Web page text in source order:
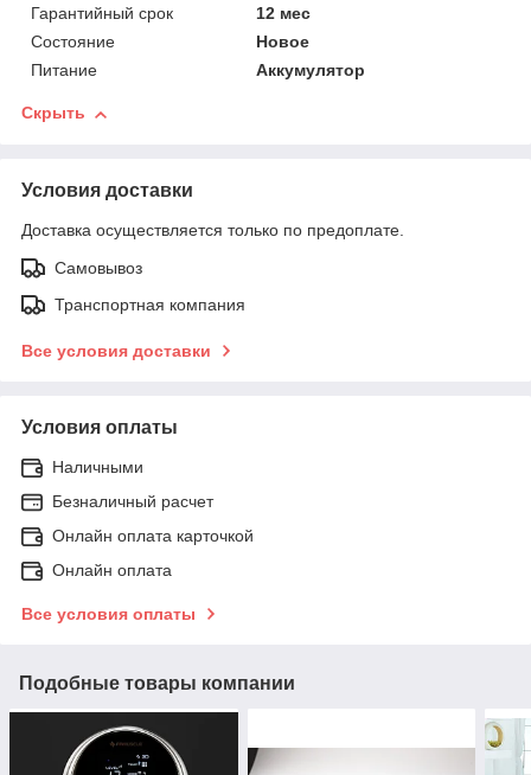
Гарантийный срок
12 мес
Состояние
Новое
Питание
Аккумулятор
Скрыть
Условия доставки
Доставка осуществляется только по предоплате.
Самовывоз
Транспортная компания
Все условия доставки
Условия оплаты
Наличными
Безналичный расчет
Онлайн оплата карточкой
Онлайн оплата
Все условия оплаты
Подобные товары компании